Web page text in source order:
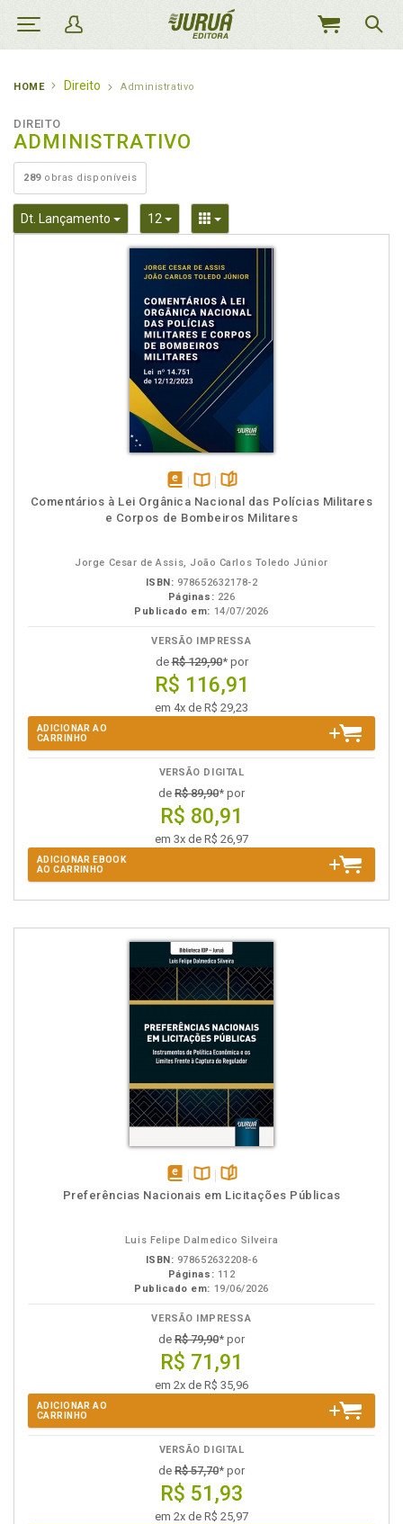
MEU
HOME Direito Administrativo
DIREITO
ADMINISTRATIVO
289obras disponíveis
Dt. Lançamento Toggle Dropdown
12 Toggle DropdownToggle Dropdown
disponível
em
Disponível
na
páginas
Comentários à Lei Orgânica Nacional das Polícias Militares
e Corpos de Bombeiros Militares
Jorge Cesar de Assis, João Carlos Toledo Júnior
ISBN: 978652632178-2
Páginas: 226
Publicado em: 14/07/2026
VERSÃO IMPRESSA
deR$ 129,90* por
R$ 116,91
em 4x de R$ 29,23
ADICIONAR AO
CARRINHO
VERSÃO DIGITAL
de R$ 89,90* por
R$ 80,91
em 3x de R$ 26,97
ADICIONAR EBOOK
AO CARRINHO
disponívelDisponível
páginas
Preferências Nacionais em Licitações Públicas
Luis Felipe Dalmedico Silveira
ISBN: 978652632208-6
Páginas: 112
Publicado em: 19/06/2026
VERSÃO IMPRESSA
de R$ 79,90* por
R$ 71,91
em 2x de R$ 35,96
ADICIONAR AO
CARRINHO
VERSÃO DIGITAL
de R$ 57,70* por
R$ 51,93
em 2x de R$ 25,97